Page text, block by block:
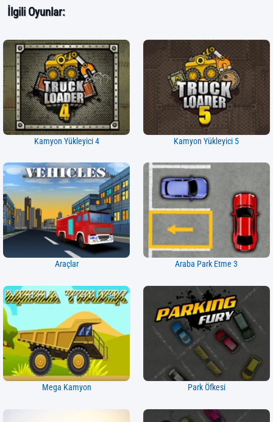
İlgili Oyunlar:
Kamyon Yükleyici 4 Kamyon Yükleyici 5
Araçlar Araba Park Etme 3
Mega Kamyon Park Öfkesi